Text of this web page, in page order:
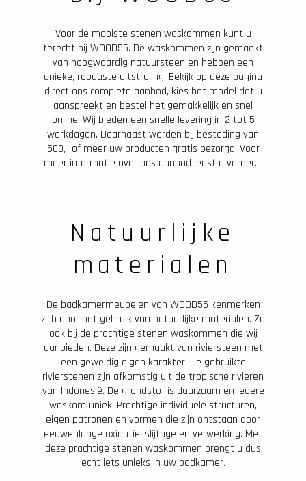
Voor de mooiste stenen waskommen kunt u
terecht bij WOOD55. De waskommen zijn gemaakt
van hoogwaardig natuursteen en hebben een
unieke, robuuste uitstraling. Bekijk op deze pagina
direct ons complete aanbod, kies het model dat u
aanspreekt en bestel het gemakkelijk en snel
online. Wij bieden een snelle levering in 2 tot 5
werkdagen. Daarnaast worden bij besteding van
500,- of meer uw producten gratis bezorgd. Voor
meer informatie over ons aanbod leest u verder.
Natuurlijke
materialen
De badkamermeubelen van WOOD55 kenmerken
zich door het gebruik van natuurlijke materialen. Zo
ook bij de prachtige stenen waskommen die wij
aanbieden. Deze zijn gemaakt van riviersteen met
een geweldig eigen karakter. De gebruikte
rivierstenen zijn afkomstig uit de tropische rivieren
van Indonesië. De grondstof is duurzaam en iedere
waskom uniek. Prachtige individuele structuren,
eigen patronen en vormen die zijn ontstaan door
eeuwenlange oxidatie, slijtage en verwerking. Met
deze prachtige stenen waskommen brengt u dus
echt iets unieks in uw badkamer.